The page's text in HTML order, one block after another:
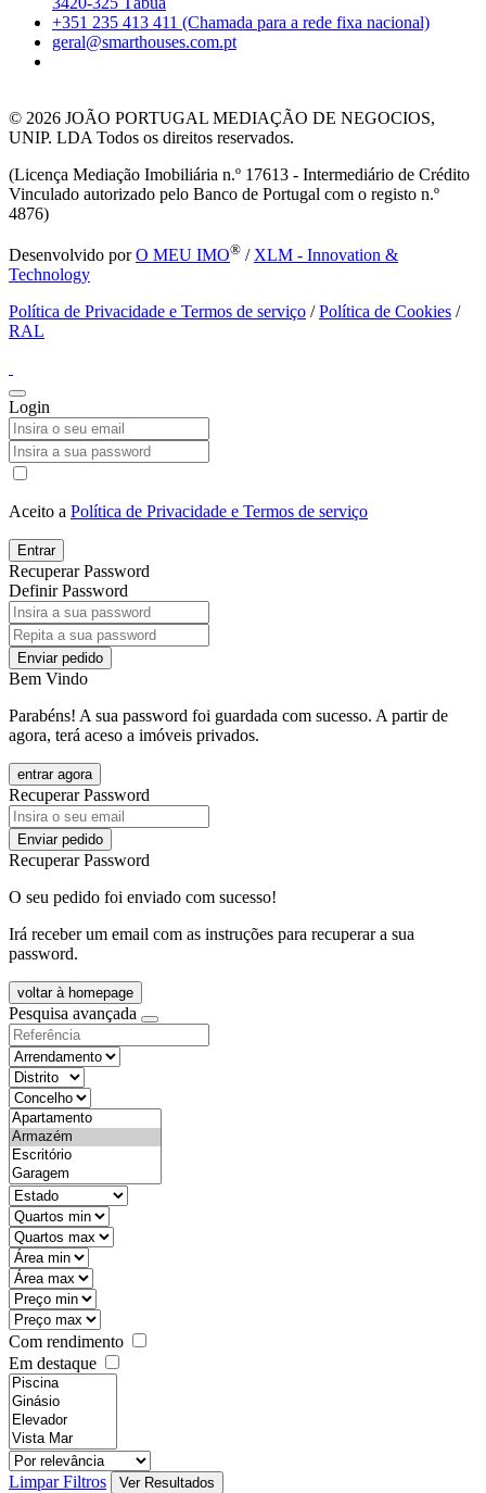
+351 235 413 411 (Chamada para a rede fixa nacional)
geral@smarthouses.com.pt
© 2026 JOÃO PORTUGAL MEDIAÇÃO DE NEGOCIOS,
UNIP. LDA Todos os direitos reservados.
(Licença Mediação Imobiliária n.º 17613 - Intermediário de Crédito
Vinculado autorizado pelo Banco de Portugal com o registo n.º
4876)
Desenvolvido porO MEU IMO® / XLM - Innovation &
Technology
Política de Privacidade e Termos de serviço /Política de Cookies /
RAL
Login
Aceito a Política de Privacidade e Termos de serviço
Entrar
Recuperar Password
Definir Password
Enviar pedido
Bem Vindo
Parabéns! A sua password foi guardada com sucesso. A partir de
agora, terá aceso a imóveis privados.
entrar agora
Recuperar Password
Enviar pedido
Recuperar Password
O seu pedido foi enviado com sucesso!
Irá receber um email com as instruções para recuperar a sua
password.
voltar à homepage
Pesquisa avançada
Com rendimento
Em destaque
Limpar Filtros Ver Resultados